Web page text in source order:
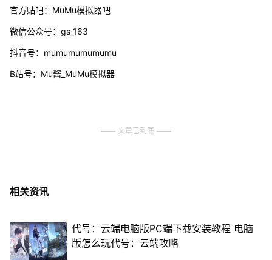
官方贴吧：MuMu模拟器吧
微信公众号：gs_163
抖音号：mumumumumumu
B站号：Mu酱_MuMu模拟器
文章已到底
相关资讯
代号：云端电脑版PC端下载安装教程 电脑
版怎么玩代号：云端攻略